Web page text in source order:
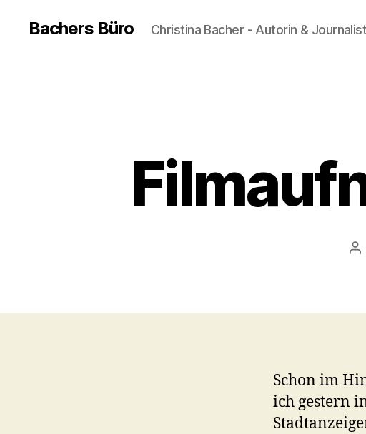
Bachers Büro Christina Bacher - Autorin &
Schon im
ich gestern